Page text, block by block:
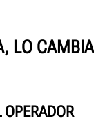
LO CAMBIA
OPERADOR